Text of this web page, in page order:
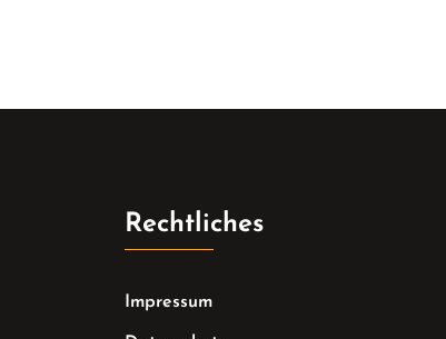
Rechtliches
Impressum